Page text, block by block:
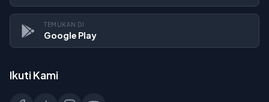
TEMUKAN DI
Google Play
Ikuti Kami